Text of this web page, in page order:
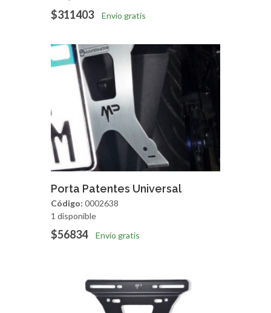
$311403 Envío gratis
Agregar Vista Rapida
Porta Patentes Universal
Código: 0002638
1 disponible
$56834 Envío gratis